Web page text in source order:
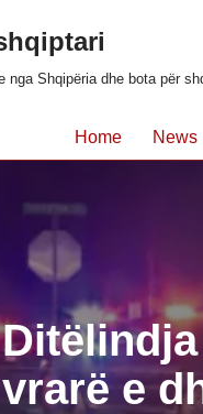
nga Shqipëria dhe bota për
Home News
vrarë e